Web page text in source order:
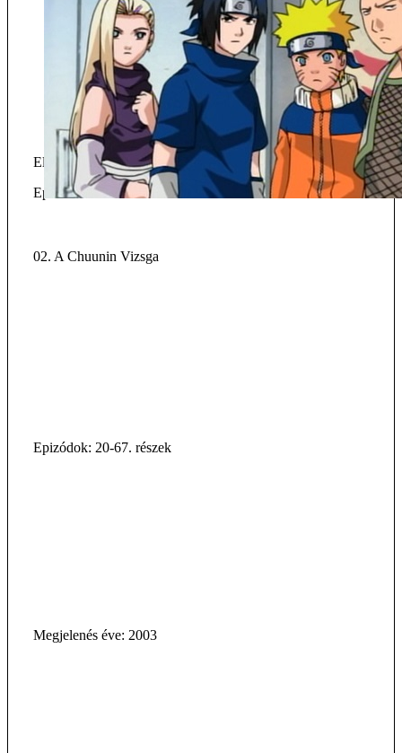
Előzmény: --
Epizódok
02. A Chuunin Vizsga
Epizódok: 20-67. részek
Megjelenés éve: 2003